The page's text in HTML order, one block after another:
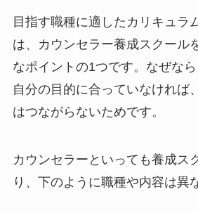
目指す職種に適したカリキュラ
は、カウンセラー養成スクール
なポイントの1つです。なぜな
自分の目的に合っていなければ
はつながらないためです。
カウンセラーといっても養成ス
り、下のように職種や内容は異